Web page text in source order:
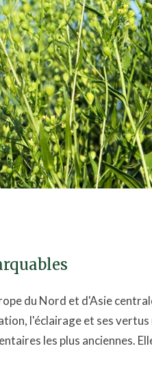
du Nord et d'Asie
l'éclairage et ses
les plus anciennes.